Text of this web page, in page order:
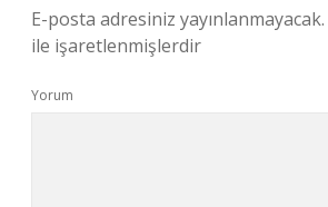
E-posta adresiniz yayınlanmayacak.
ile işaretlenmişlerdir
Yorum